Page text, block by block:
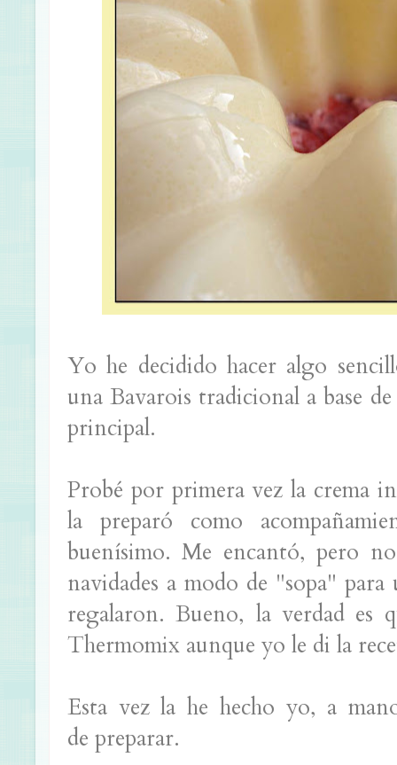
Yo he decidido hacer algo
una Bavarois tradicional a base
principal.
Probé por primera vez la crema
la preparó como
buenísimo. Me encantó, pero
navidades a modo de "sopa"
regalaron. Bueno, la verdad es
Thermomix aunque yo le di la
Esta vez la he hecho yo, a
de preparar.